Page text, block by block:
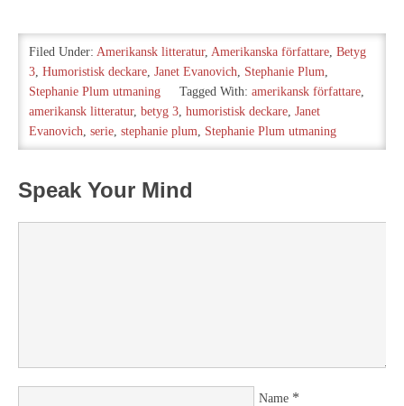
…
Filed Under: Amerikansk litteratur, Amerikanska författare, Betyg
3, Humoristisk deckare, Janet Evanovich, Stephanie Plum,
Stephanie Plum utmaning
Tagged With: amerikansk författare,
amerikansk litteratur, betyg 3, humoristisk deckare, Janet
Evanovich, serie, stephanie plum, Stephanie Plum utmaning
Speak Your Mind
Name *